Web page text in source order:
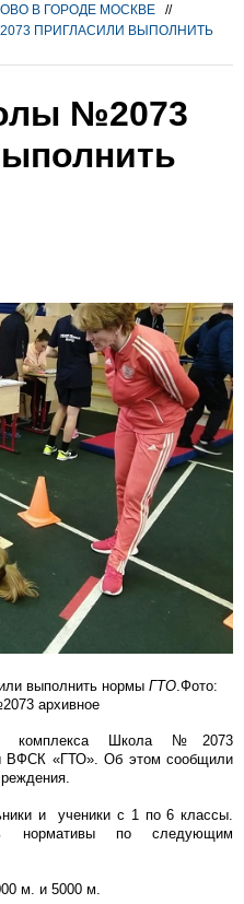
В ГОРОДЕ МОСКВЕ
//
ПРИГЛАСИЛИ ВЫПОЛНИТЬ
№2073
выполнить нормы ГТО.Фото:
архивное
комплекса Школа №2073
ВФСК «ГТО». Об этом сообщили
и ученики с 1 по 6 классы.
нормативы по следующим
м. и 5000 м.